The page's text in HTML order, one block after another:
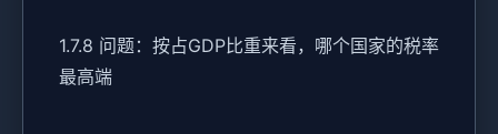
1.7.8 问题：按占GDP比重来看，哪个国家的税率
最高端